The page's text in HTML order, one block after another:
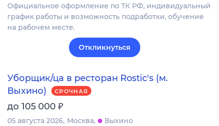
Официальное оформление по ТК РФ, индивидуальный
график работы и возможность подработки, обучение
на рабочем месте.
Откликнуться
Уборщик/ца в ресторан Rostic's (м.
Выхино)
СРОЧНАЯ
до 105 000 ₽
05 августа 2026 Москва
Выхино